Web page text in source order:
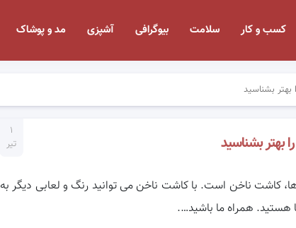
کسب و کار سلامت بیوگرافی آشپزی مد و پوشاک
بشناسید
۱
تیر
بشناسید
کاشت ناخن است. با کاشت ناخن می توانید رنگ و لعابی دیگر به
هستید. همراه ما باشید….